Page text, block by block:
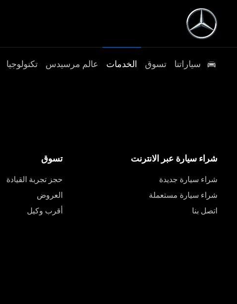
سياراتنا تسوق الخدمات عالم مرسيدس تكنولوجيا
شراء سيارة عبر الانترنت
شراء سيارة جديدة
شراء سيارة مستعملة
اتصل بنا
تسوق
حجز تجربة القيادة
العروض
أقرب وكيل